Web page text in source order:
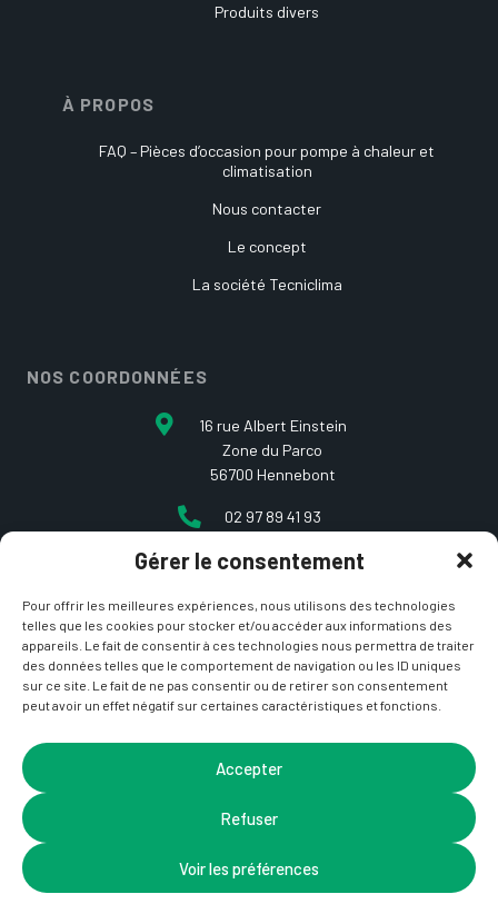
Gérer le consentement
Pour offrir les meilleures expériences, nous utilisons des technologies
telles que les cookies pour stocker et/ou accéder aux informations des
appareils. Le fait de consentir à ces technologies nous permettra de traiter
des données telles que le comportement de navigation ou les ID uniques
sur ce site. Le fait de ne pas consentir ou de retirer son consentement
peut avoir un effet négatif sur certaines caractéristiques et fonctions.
Accepter
Refuser
Voir les préférences
Produits divers
À PROPOS
FAQ – Pièces d’occasion pour pompe à chaleur et
climatisation
Nous contacter
Le concept
La société Tecniclima
NOS COORDONNÉES
16 rue Albert Einstein
Zone du Parco
56700 Hennebont
02 97 89 41 93
contact@etcarepart.com
CGV– Site développé parLa Coquille Web– Design par
Nicotam